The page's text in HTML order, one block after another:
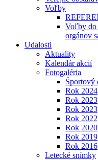
Voľby
Voľby do
orgánov
Udalosti
Aktuality
Kalendár akcií
Fotogaléria
Športový
Rok 2024
Rok 2023
Rok 2023
Rok 2022
Rok 2020
Rok 2019
Rok 2016
Letecké snímky